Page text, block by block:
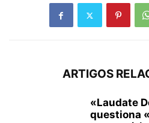
ARTIGOS
«Laudate
questiona